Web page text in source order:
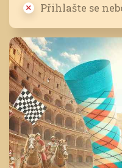
Přihlašte se